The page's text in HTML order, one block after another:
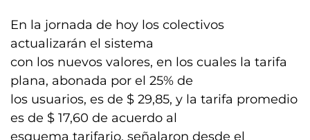
En la jornada de hoy los colectivos
actualizarán el sistema
con los nuevos valores, en los cuales la tarifa
plana, abonada por el 25% de
los usuarios, es de $ 29,85, y la tarifa promedio
es de $ 17,60 de acuerdo al
esquema tarifario, señalaron desde el